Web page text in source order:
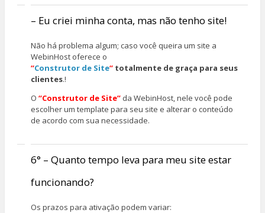
– Eu criei minha conta, mas não tenho site!
Não há problema algum; caso você queira um site a
WebinHost oferece o
“Construtor de Site“totalmente de graça para seus
clientes.!
O “Construtor de Site” da WebinHost, nele você pode
escolher um template para seu site e alterar o conteúdo
de acordo com sua necessidade.
6° – Quanto tempo leva para meu site estar
funcionando?
Os prazos para ativação podem variar: